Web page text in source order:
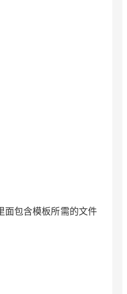
面包含模板所需的文件